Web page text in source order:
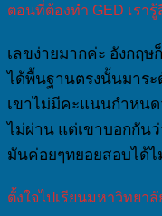
ตอนที่ต้องทำ GED เรา
เลขง่ายมากค่ะ อังกฤษ
ได้พื้นฐานตรงนั้นมาระ
เขาไม่มีคะแนนกำหนด
ไม่ผ่าน แต่เขาบอกกัน
มันค่อยๆทยอยสอบได้ไ
ตั้งใจไปเรียนมหาวิทยา